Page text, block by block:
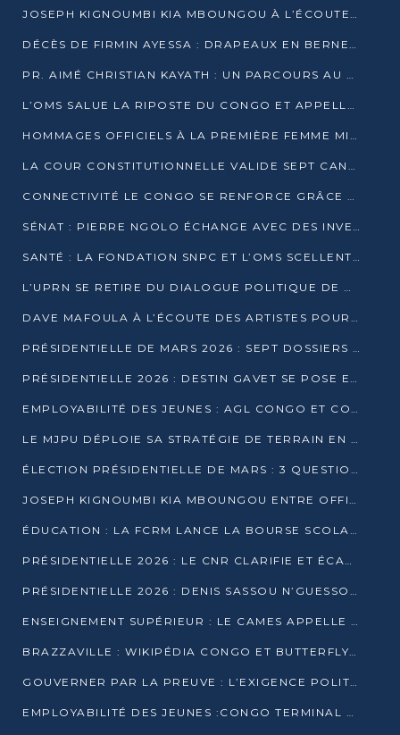
JOSEPH KIGNOUMBI KIA MBOUNGOU À L’ÉCOUTE DE TALANGAÏ
DÉCÈS DE FIRMIN AYESSA : DRAPEAUX EN BERNE LUNDI
PR. AIMÉ CHRISTIAN KAYATH : UN PARCOURS AU SERVICE DE LA RECHERCHE ET DE L’INNOVATION
L’OMS SALUE LA RIPOSTE DU CONGO ET APPELLE À DES RÉFORMES DURABLES
HOMMAGES OFFICIELS À LA PREMIÈRE FEMME MINISTRE DU CONGO
LA COUR CONSTITUTIONNELLE VALIDE SEPT CANDIDATURES POUR LA PRÉSIDENTIELLE
CONNECTIVITÉ LE CONGO SE RENFORCE GRÂCE AU CÂBLE 2AFRICA
SÉNAT : PIERRE NGOLO ÉCHANGE AVEC DES INVESTISSEURS DU NUMÉRIQUE
SANTÉ : LA FONDATION SNPC ET L’OMS SCELLENT UN PARTENARIAT STRATÉGIQUE DE TROIS ANS
L’UPRN SE RETIRE DU DIALOGUE POLITIQUE DE DJAMBALA : TENSIONS DANS LE PRÉ-ÉLECTORAL CONGOLAIS
DAVE MAFOULA À L’ÉCOUTE DES ARTISTES POUR REDÉFINIR SA POLITIQUE CULTURELLE
PRÉSIDENTIELLE DE MARS 2026 : SEPT DOSSIERS DE CANDIDATURE ENREGISTRÉS À LA CLÔTURE DES DÉPÔTS
PRÉSIDENTIELLE 2026 : DESTIN GAVET SE POSE EN CANDIDAT DU « RAS-LE-BOL »
EMPLOYABILITÉ DES JEUNES : AGL CONGO ET CONGO TERMINAL S’ALLIENT À UCAC-ICAM
LE MJPU DÉPLOIE SA STRATÉGIE DE TERRAIN EN FAVEUR DE DSN
ÉLECTION PRÉSIDENTIELLE DE MARS : 3 QUESTIONS À UN EXPERT CONGOLAIS DE LA CYBERSÉCURITÉ
JOSEPH KIGNOUMBI KIA MBOUNGOU ENTRE OFFICIELLEMENT EN COURSE POUR LA PRÉSIDENTIELLE
ÉDUCATION : LA FCRM LANCE LA BOURSE SCOLAIRE FRANCINE-NTOUMI POUR PROMOUVOIR LES FILIÈRES SCIENTIFIQUES
PRÉSIDENTIELLE 2026 : LE CNR CLARIFIE ET ÉCARTE LA CANDIDATURE DU PASTEUR NTUMI
PRÉSIDENTIELLE 2026 : DENIS SASSOU N’GUESSO ANNONCE OFFICIELLEMENT SA CANDIDATURE
ENSEIGNEMENT SUPÉRIEUR : LE CAMES APPELLE À UNE UNIVERSITÉ AFRICAINE AXÉE SUR L’EMPLOYABILITÉ
BRAZZAVILLE : WIKIPÉDIA CONGO ET BUTTERFLY SCELLENT UN PARTENARIAT POUR STRUCTURER LE BÉNÉVOLAT NUMÉRIQUE
GOUVERNER PAR LA PREUVE : L’EXIGENCE POLITIQUE DU XXIᵉ SIÈCLE
EMPLOYABILITÉ DES JEUNES :CONGO TERMINAL S’ALLIE À L’ESCIC POUR RAPPROCHER L’ÉCOLE DU TERRAIN